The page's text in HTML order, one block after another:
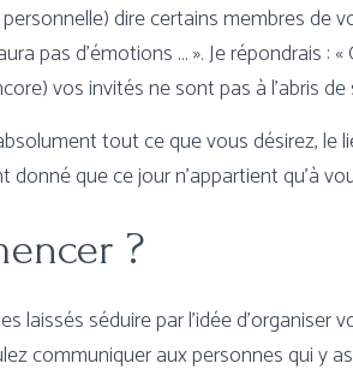
dire certains membres de
pas d’émotions … ». Je répondrais :
vos invités ne sont pas à l’abris
tout ce que vous désirez, le
que ce jour n’appartient qu’à
?
laissés séduire par l’idée d’organiser
communiquer aux personnes qui y